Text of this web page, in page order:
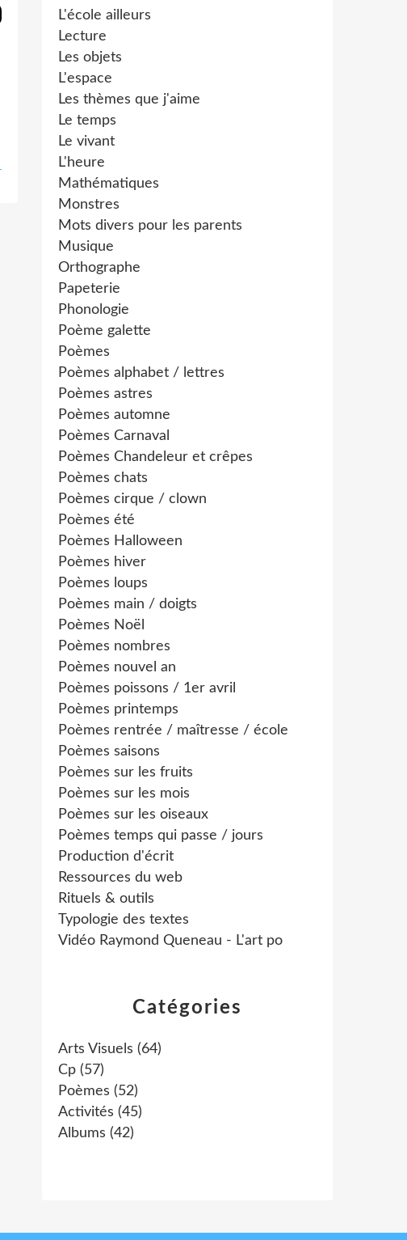
Catégories
Arts Visuels (64)
Cp (57)
Poèmes (52)
Activités (45)
Albums (42)
L'école ailleurs
Lecture
Les objets
L'espace
Les thèmes que j'aime
Le temps
Le vivant
L'heure
Mathématiques
Monstres
Mots divers pour les parents
Musique
Orthographe
Papeterie
Phonologie
Poème galette
Poèmes
Poèmes alphabet / lettres
Poèmes astres
Poèmes automne
Poèmes Carnaval
Poèmes Chandeleur et crêpes
Poèmes chats
Poèmes cirque / clown
Poèmes été
Poèmes Halloween
Poèmes hiver
Poèmes loups
Poèmes main / doigts
Poèmes Noël
Poèmes nombres
Poèmes nouvel an
Poèmes poissons / 1er avril
Poèmes printemps
Poèmes rentrée / maîtresse / école
Poèmes saisons
Poèmes sur les fruits
Poèmes sur les mois
Poèmes sur les oiseaux
Poèmes temps qui passe / jours
Production d'écrit
Ressources du web
Rituels & outils
Typologie des textes
Vidéo Raymond Queneau - L'art po